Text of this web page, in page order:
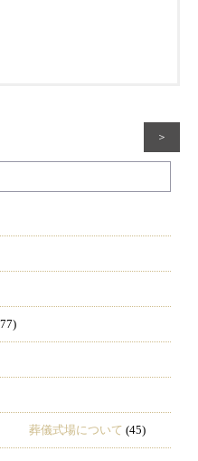
＞
儀式場について (45)